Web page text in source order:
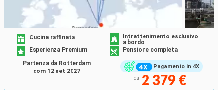
Pagamento in 4X
Cucina raffinata
Intrattenimento esclusivo
a bordo
Esperienza Premium
Pensione completa
da 2 379 €
Partenza da Rotterdam
dom 12 set 2027